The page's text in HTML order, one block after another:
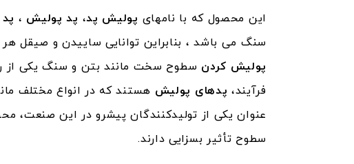
این محصول که با نامهای پولیش پد، پد پولیش ،
سنگ می باشد ، بنابراین توانایی ساییدن و صیقل
پولیش کردن سطوح سخت مانند بتن و سنگ یکی از
فرآیند،پدهای پولیش هستند که در انواع مختلف
عنوان یکی از تولیدکنندگان پیشرو در این صنعت،
سطوح تأثیر بسزایی دارند.